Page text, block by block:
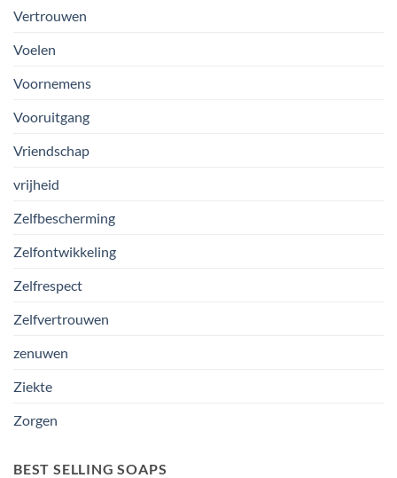
Vertrouwen
Voelen
Voornemens
Vooruitgang
Vriendschap
vrijheid
Zelfbescherming
Zelfontwikkeling
Zelfrespect
Zelfvertrouwen
zenuwen
Ziekte
Zorgen
BEST SELLING SOAPS